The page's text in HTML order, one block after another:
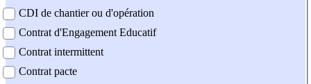
CDI de chantier ou d'opération
Contrat d'Engagement Educatif
Contrat intermittent
Contrat pacte